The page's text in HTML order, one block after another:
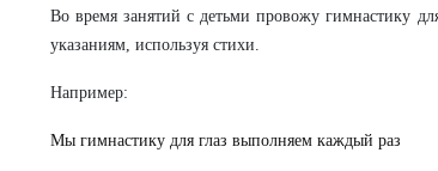
Во время занятий с детьми провожу гимнастику
указаниям, используя стихи.
Например:
Мы гимнастику для глаз выполняем каждый раз